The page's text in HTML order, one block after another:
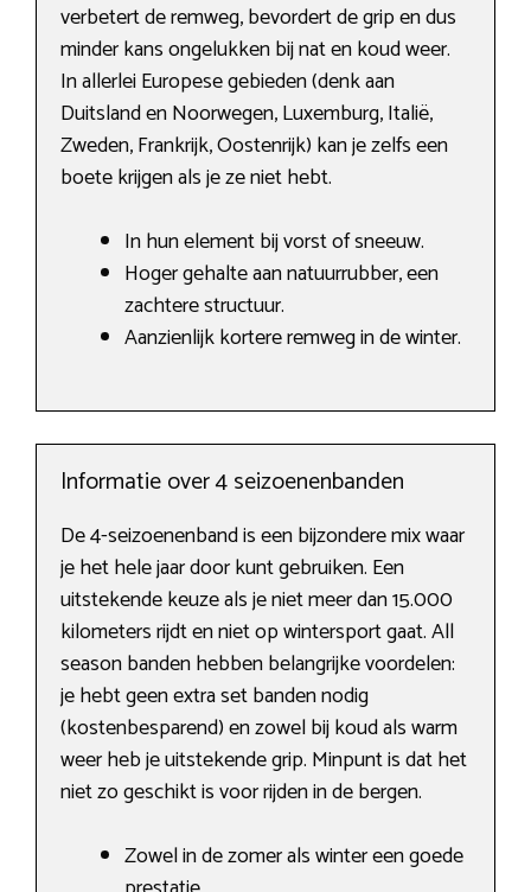
verbetert de remweg, bevordert de grip en dus
minder kans ongelukken bij nat en koud weer.
In allerlei Europese gebieden (denk aan
Duitsland en Noorwegen, Luxemburg, Italië,
Zweden, Frankrijk, Oostenrijk) kan je zelfs een
boete krijgen als je ze niet hebt.
In hun element bij vorst of sneeuw.
Hoger gehalte aan natuurrubber, een
zachtere structuur.
Aanzienlijk kortere remweg in de winter.
Informatie over 4 seizoenenbanden
De 4-seizoenenband is een bijzondere mix waar
je het hele jaar door kunt gebruiken. Een
uitstekende keuze als je niet meer dan 15.000
kilometers rijdt en niet op wintersport gaat. All
season banden hebben belangrijke voordelen:
je hebt geen extra set banden nodig
(kostenbesparend) en zowel bij koud als warm
weer heb je uitstekende grip. Minpunt is dat het
niet zo geschikt is voor rijden in de bergen.
Zowel in de zomer als winter een goede